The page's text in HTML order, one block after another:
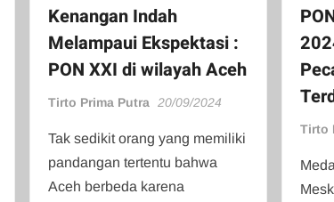
Kenangan Indah
Melampaui Ekspektasi :
PON XXI di wilayah Aceh
Tirto Prima Putra 20/09/2024
Tak sedikit orang yang memiliki
pandangan tertentu bahwa
Aceh berbeda karena
Tirto